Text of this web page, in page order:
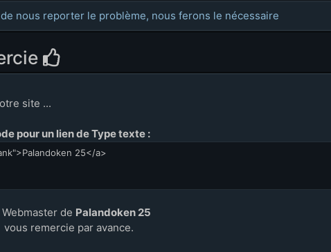
nous reporter le problème, nous ferons le nécessaire
site ...
pour un lien de Type texte :
Webmaster de Palandoken 25
vous remercie par avance.